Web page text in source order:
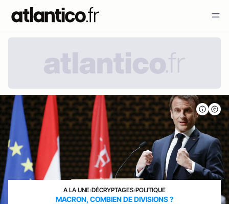
A LA UNE›DÉCRYPTAGES›POLITIQUE
MACRON, COMBIEN DE DIVISIONS ?